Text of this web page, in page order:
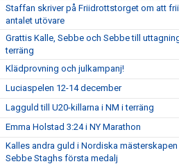
Staffan skriver på Friidrottstorget om att
antalet utövare
Grattis Kalle, Sebbe och Sebbe till
terräng
Klädprovning och julkampanj!
Luciaspelen 12-14 december
Lagguld till U20-killarna i NM i terräng
Emma Holstad 3:24 i NY Marathon
Kalles andra guld i Nordiska
Sebbe Staghs första medalj